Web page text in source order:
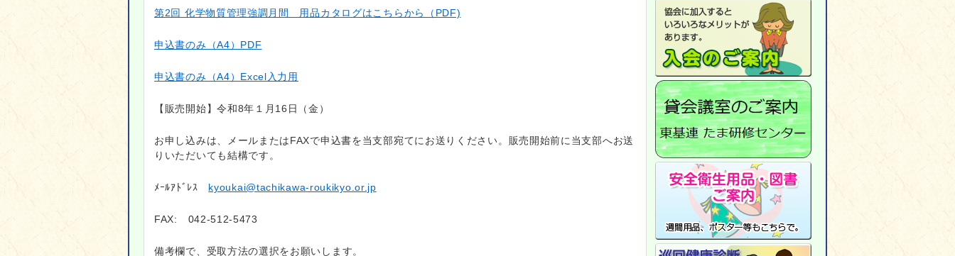
第2回 化学物質管理強調月間 用品カタログはこちらから（PDF)
申込書のみ（A4）PDF
申込書のみ（A4）Excel入力用
【販売開始】令和8年１月16日（金）
お申し込みは、メールまたはFAXで申込書を当支部宛てにお送りください。販売開始前に当支部へお送
りいただいても結構です。
ﾒｰﾙｱﾄﾞﾚｽ kyoukai@tachikawa-roukikyo.or.jp
FAX: 042-512-5473
備考欄で、受取方法の選択をお願いします。